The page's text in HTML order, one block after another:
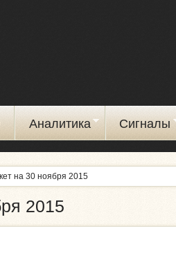
Аналитика Сигналы
на 30 ноября 2015
2015